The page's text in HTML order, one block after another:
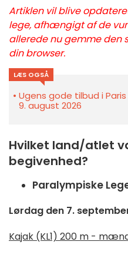
Artiklen vil blive
lege, afhængigt af de
allerede nu gemme
din browser.
LÆS OGSÅ
Ugens gode tilbud i
9. august 2026
Hvilket land/atlet
begivenhed?
Paralympiske
Lørdag den 7.
Kajak (KL1) 200 m -